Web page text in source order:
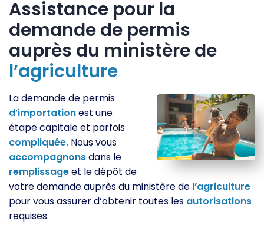
Assistance pour la
demande de permis
auprès du ministère de
l’agriculture
La demande de permis
d’importationest une
étape capitale et parfois
compliquée. Nous vous
accompagnonsdans le
remplissageet le dépôt de
votre demande auprès du ministère de l’agriculture
pour vous assurer d’obtenir toutes les autorisations
requises.